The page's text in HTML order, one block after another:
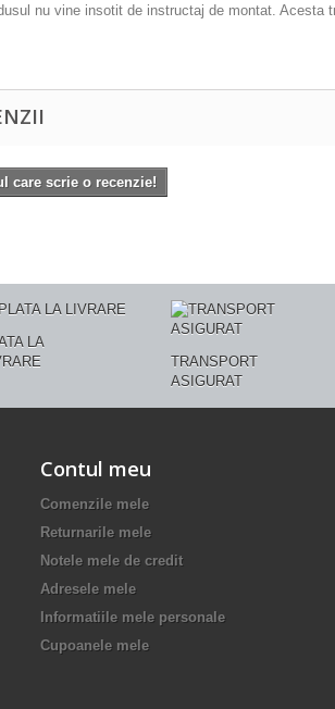
nu vine insotit de instructaj de montat.
care scrie o recenzie!
LA
TRANSPORT
ASIGURAT
Contul meu
Comenzile mele
Returnarile mele
Notele mele de credit
Adresele mele
Informatiile mele personale
Cupoanele mele